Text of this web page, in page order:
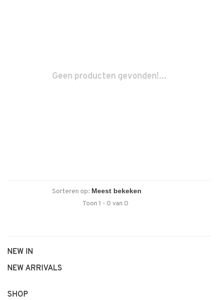
Geen producten gevonden!...
Sorteren op:
Toon 1 - 0 van 0
NEW IN
NEW ARRIVALS
SHOP